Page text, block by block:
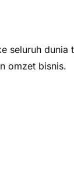
seluruh
omzet bisnis.